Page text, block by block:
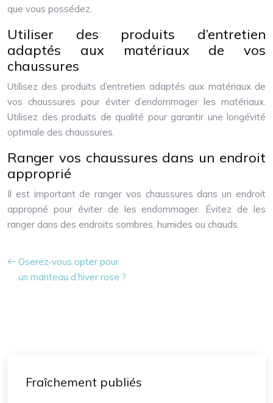
que vous possédez.
Utiliser des produits d’entretien
adaptés aux matériaux de vos
chaussures
Utilisez des produits d’entretien adaptés aux matériaux de
vos chaussures pour éviter d’endommager les matériaux.
Utilisez des produits de qualité pour garantir une longévité
optimale des chaussures.
Ranger vos chaussures dans un endroit
approprié
Il est important de ranger vos chaussures dans un endroit
approprié pour éviter de les endommager. Évitez de les
ranger dans des endroits sombres, humides ou chauds.
Oserez-vous opter pour
un manteau d’hiver rose ?
Fraîchement publiés